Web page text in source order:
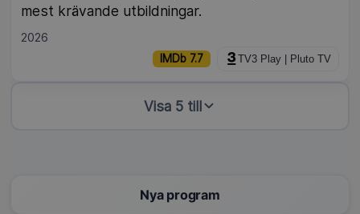
mest krävande utbildningar.
2026
IMDb 7.7 TV3 Play | Pluto TV
Visa 5 till
Nya program